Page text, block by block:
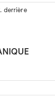
derrière